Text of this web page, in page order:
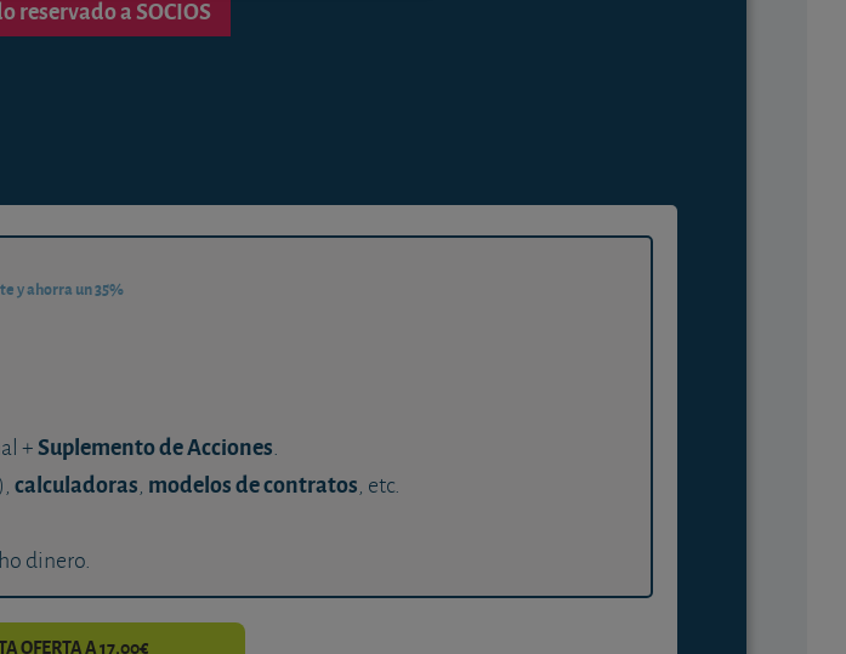
reservado a SOCIOS
y ahorra un 35%
+Suplemento de Acciones.
calculadoras, modelos de contratos, etc.
dinero.
OFERTA A 17,00€